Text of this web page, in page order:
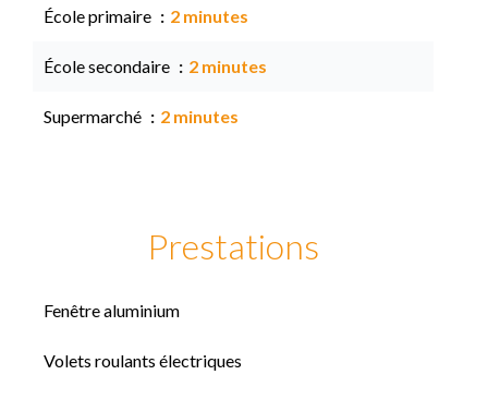
École primaire 2 minutes
École secondaire 2 minutes
Supermarché 2 minutes
Prestations
Fenêtre aluminium
Volets roulants électriques